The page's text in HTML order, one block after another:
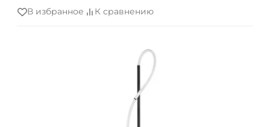
В избранное К сравнению